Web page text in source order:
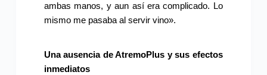
ambas manos, y aun así era complicado. Lo
mismo me pasaba al servir vino».
Una ausencia de AtremoPlus y sus efectos
inmediatos